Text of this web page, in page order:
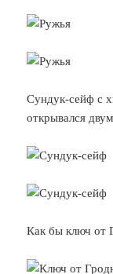
Сундук-сейф с
открывался
Как бы ключ от